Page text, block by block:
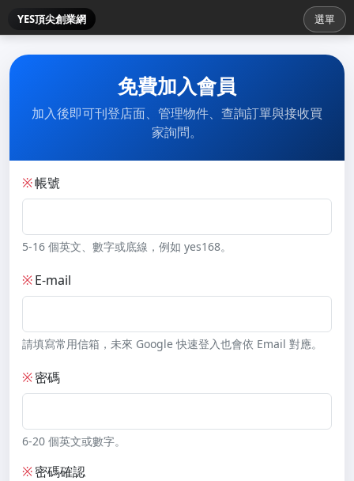
YES頂尖創業網 選單
免費加入會員
加入後即可刊登店面、管理物件、查詢訂單與接收買
家詢問。
※帳號
5-16 個英文、數字或底線，例如 yes168。
※E-mail
請填寫常用信箱，未來 Google 快速登入也會依 Email 對應。
※密碼
6-20 個英文或數字。
※密碼確認